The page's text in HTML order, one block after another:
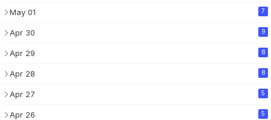
May 01 7
Apr 30 9
Apr 29 8
Apr 28 8
Apr 27 5
Apr 26 5